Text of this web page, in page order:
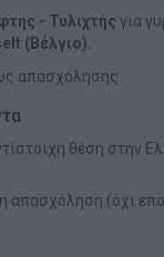
- Τυλιχτής για
(Βέλγιο).
απασχόλησης.
θέση στην
απασχόληση (όχι